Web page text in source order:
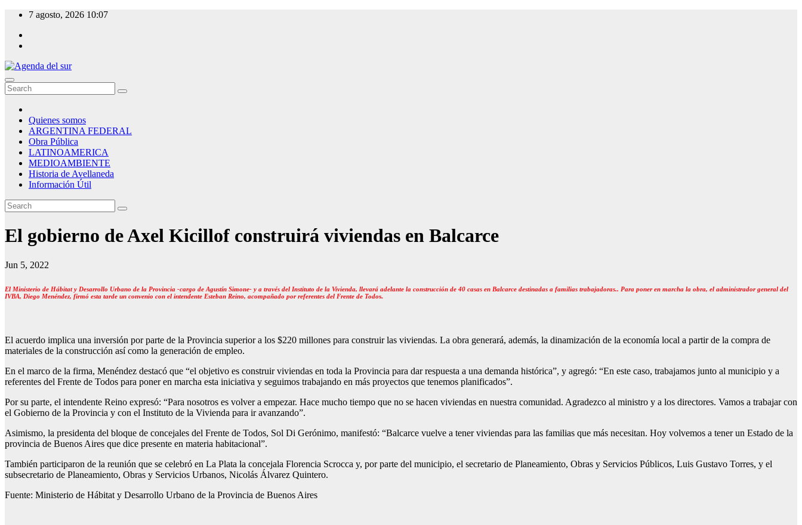
Skip
content
7 agosto, 2026 10:07
Agenda del sur
Quienes somos
ARGENTINA FEDERAL
Obra Pública
LATINOAMERICA
MEDIOAMBIENTE
Historia de Avellaneda
Información Útil
El gobierno de Axel Kicillof construirá viviendas en Balcarce
Jun 5, 2022
El Ministerio de Hábitat y Desarrollo Urbano de la Provincia -cargo de Agustín Simone- y a través del Instituto de la Vivienda, llevará adelante la construcción de 40 casas en Balcarce destinadas a familias trabajadoras.. Para poner en marcha la obra, el administrador general del
IVBA, Diego Menéndez, firmó esta tarde un convenio con el intendente Esteban Reino, acompañado por referentes del Frente de Todos.
El acuerdo implica una inversión por parte de la Provincia superior a los $220 millones para construir las viviendas. La obra generará, además, la dinamización de la economía local a partir de la compra de
materiales de la construcción así como la generación de empleo.
En el marco de la firma, Menéndez destacó que “el objetivo es construir viviendas en toda la Provincia para dar respuesta a una demanda histórica”, y agregó: “En este caso, trabajamos junto al municipio y a
referentes del Frente de Todos para poner en marcha esta iniciativa y seguimos trabajando en más proyectos que tenemos planificados”.
Por su parte, el intendente Reino expresó: “Para nosotros es volver a empezar. Hace mucho tiempo que no se hacen viviendas en nuestra comunidad. Agradezco al ministro y a los directores. Vamos a trabajar con
el Gobierno de la Provincia y con el Instituto de la Vivienda para ir avanzando”.
Asimismo, la presidenta del bloque de concejales del Frente de Todos, Sol Di Gerónimo, manifestó: “Balcarce vuelve a tener viviendas para las familias que más necesitan. Hoy volvemos a tener un Estado de la
provincia de Buenos Aires que dice presente en materia habitacional”.
También participaron de la reunión que se celebró en La Plata la concejala Florencia Scrocca y, por parte del municipio, el secretario de Planeamiento, Obras y Servicios Públicos, Luis Gustavo Torres, y el
subsecretario de Planeamiento, Obras y Servicios Urbanos, Nicolás Álvarez Quintero.
Fuente: Ministerio de Hábitat y Desarrollo Urbano de la Provincia de Buenos Aires